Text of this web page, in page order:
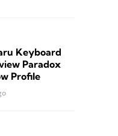
Keyboard
Paradox
Profile